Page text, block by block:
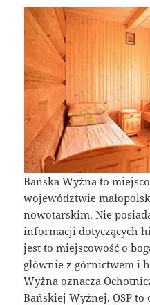
Bańska Wyżna to
województwie
nowotarskim. Nie
informacji dotyczących
jest to miejscowość o
głównie z górnictwem i
Wyżna oznacza
Bańskiej Wyżnej. OSP to